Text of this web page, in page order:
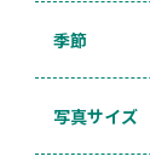
季節
写真サイズ